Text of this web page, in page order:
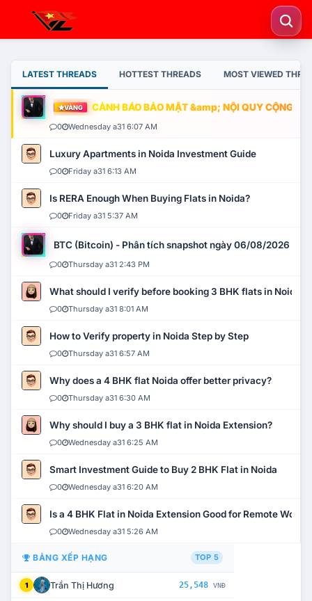
LATEST THREADS HOTTEST THREADS MOST VIEWED
VÀNG CẢNH BÁO BẢO MẬT &amp; NỘI QUY CỘNG
0 Wednesday a31 6:07 AM
Luxury Apartments in Noida Investment Guide
0 Friday a31 6:13 AM
Is RERA Enough When Buying Flats in Noida?
0 Friday a31 5:37 AM
BTC (Bitcoin) - Phân tích snapshot ngày 06/08/2026
0 Thursday a31 2:43 PM
What should I verify before booking 3 BHK flats in Noida?
0 Thursday a31 8:01 AM
How to Verify property in Noida Step by Step
0 Thursday a31 6:57 AM
Why does a 4 BHK flat Noida offer better privacy?
0 Thursday a31 6:30 AM
Why should I buy a 3 BHK flat in Noida Extension?
0 Wednesday a31 6:25 AM
Smart Investment Guide to Buy 2 BHK Flat in Noida
0 Wednesday a31 6:20 AM
Is a 4 BHK Flat in Noida Extension Good for Remote Work?
0 Wednesday a31 5:26 AM
BẢNG XẾP HẠNG TOP 5
1 Trần Thị Hương 25,548 VNĐ